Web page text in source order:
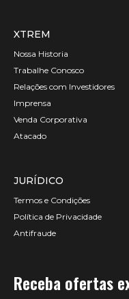
XTREM
Nossa Historia
Trabalhe Conosco
Relações com Investidores
Imprensa
Venda Corporativa
Atacado
JURÍDICO
Termos e Condições
Política de Privacidade
Antifraude
Receba ofertas